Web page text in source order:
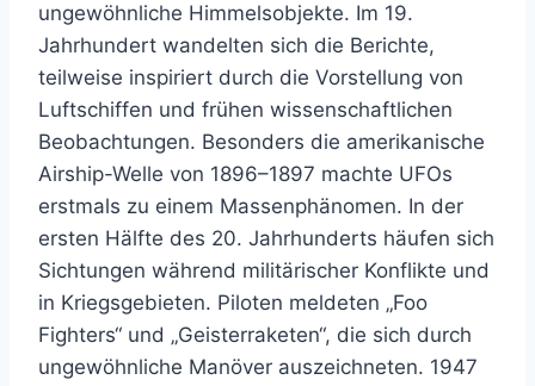
ungewöhnliche Himmelsobjekte. Im 19.
Jahrhundert wandelten sich die Berichte,
teilweise inspiriert durch die Vorstellung von
Luftschiffen und frühen wissenschaftlichen
Beobachtungen. Besonders die amerikanische
Airship-Welle von 1896–1897 machte UFOs
erstmals zu einem Massenphänomen. In der
ersten Hälfte des 20. Jahrhunderts häufen sich
Sichtungen während militärischer Konflikte und
in Kriegsgebieten. Piloten meldeten „Foo
Fighters“ und „Geisterraketen“, die sich durch
ungewöhnliche Manöver auszeichneten. 1947